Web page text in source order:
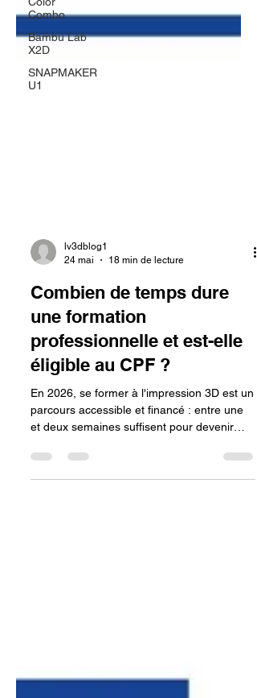
Combo
Bambu Lab
X2D
SNAPMAKER
U1
24 mai
18 min de lecture
Combien de temps dure
une formation
professionnelle et est-elle
éligible au CPF ?
En 2026, se former à l'impression 3D est un
et deux semaines suffisent pour devenir